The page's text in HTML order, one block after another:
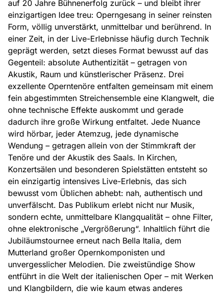
auf 20 Jahre Bühnenerfolg zurück – und bleibt ihrer
einzigartigen Idee treu: Operngesang in seiner reinsten
Form, völlig unverstärkt, unmittelbar und berührend. In
einer Zeit, in der Live-Erlebnisse häufig durch Technik
geprägt werden, setzt dieses Format bewusst auf das
Gegenteil: absolute Authentizität – getragen von
Akustik, Raum und künstlerischer Präsenz. Drei
exzellente Operntenöre entfalten gemeinsam mit einem
fein abgestimmten Streichensemble eine Klangwelt, die
ohne technische Effekte auskommt und gerade
dadurch ihre große Wirkung entfaltet. Jede Nuance
wird hörbar, jeder Atemzug, jede dynamische
Wendung – getragen allein von der Stimmkraft der
Tenöre und der Akustik des Saals. In Kirchen,
Konzertsälen und besonderen Spielstätten entsteht so
ein einzigartig intensives Live-Erlebnis, das sich
bewusst vom Üblichen abhebt: nah, authentisch und
unverfälscht. Das Publikum erlebt nicht nur Musik,
sondern echte, unmittelbare Klangqualität – ohne Filter,
ohne elektronische „Vergrößerung“. Inhaltlich führt die
Jubiläumstournee erneut nach Bella Italia, dem
Mutterland großer Opernkomponisten und
unvergesslicher Melodien. Die zweistündige Show
entführt in die Welt der italienischen Oper – mit Werken
und Klangbildern, die wie kaum etwas anderes